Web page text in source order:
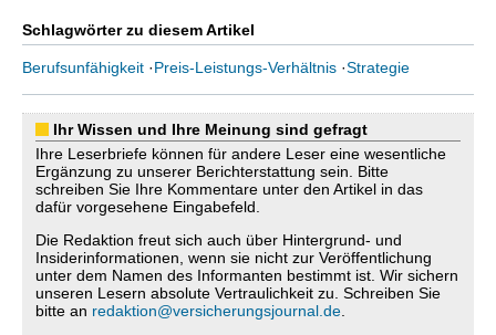
Schlagwörter zu diesem Artikel
Berufsunfähigkeit ·Preis-Leistungs-Verhältnis ·Strategie
Ihr Wissen und Ihre Meinung sind gefragt
Ihre Leserbriefe können für andere Leser eine wesentliche
Ergänzung zu unserer Berichterstattung sein. Bitte
schreiben Sie Ihre Kommentare unter den Artikel in das
dafür vorgesehene Eingabefeld.
Die Redaktion freut sich auch über Hintergrund- und
Insiderinformationen, wenn sie nicht zur Veröffentlichung
unter dem Namen des Informanten bestimmt ist. Wir sichern
unseren Lesern absolute Vertraulichkeit zu. Schreiben Sie
bitte an redaktion@versicherungsjournal.de